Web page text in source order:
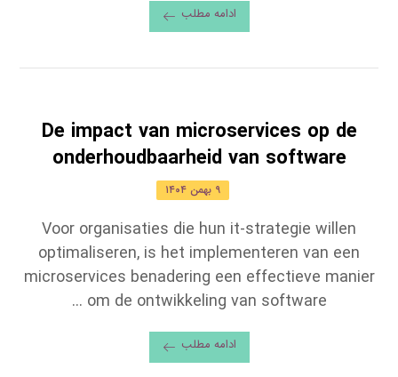
ادامه مطلب
De impact van microservices op de
onderhoudbaarheid van software
۹ بهمن ۱۴۰۴
Voor organisaties die hun it-strategie willen
optimaliseren, is het implementeren van een
microservices benadering een effectieve manier
om de ontwikkeling van software ...
ادامه مطلب